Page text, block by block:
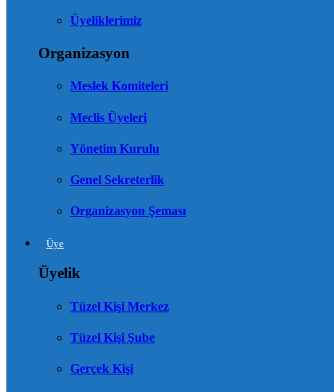
Üyeliklerimiz
Organizasyon
Meslek Komiteleri
Meclis Üyeleri
Yönetim Kurulu
Genel Sekreterlik
Organizasyon Şeması
Üye
Üyelik
Tüzel Kişi Merkez
Tüzel Kişi Şube
Gerçek Kişi